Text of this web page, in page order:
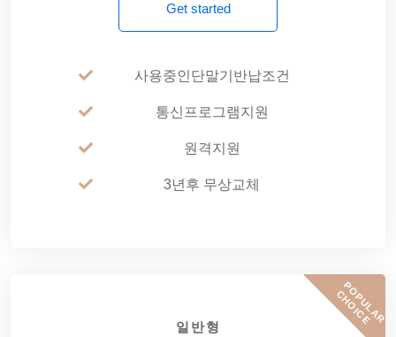
Get started
사용중인단말기반납조건
통신프로그램지원
원격지원
3년후 무상교체
P
O
P
U
L
A
R
C
H
O
I
C
E
일반형